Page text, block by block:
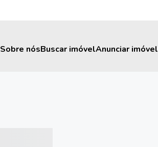
Sobre nósBuscar imóvelAnunciar imóvel